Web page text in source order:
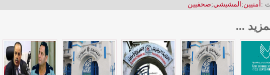
: أمنيين; المشيشي;صحفيين
...